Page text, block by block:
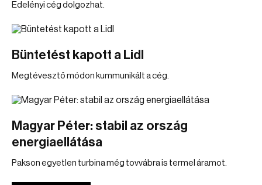
Edelényi cég dolgozhat.
Büntetést kapott a Lidl
Megtévesztő módon kummunikált a cég.
Magyar Péter: stabil az ország
energiaellátása
Pakson egyetlen turbina még tovvábra is termel áramot.